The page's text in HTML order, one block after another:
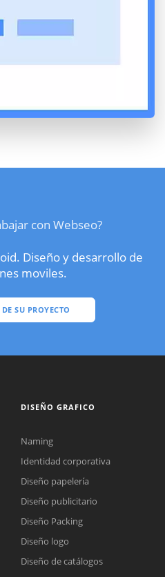
con Webseo?
Diseño y desarrollo de
moviles.
SU PROYECTO
DISEÑO GRAFICO
Naming
Identidad corporativa
Diseño papelería
Diseño publicitario
Diseño Packing
Diseño logo
Diseño de catálogos